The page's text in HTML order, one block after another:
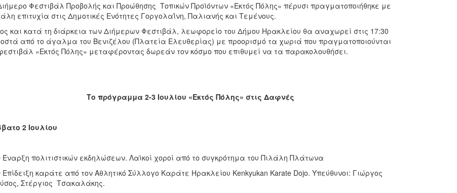
Φεστιβάλ Προβολής και Προώθησης Τοπικών Προϊόντων «Εκτός Πόλης» πέρυσι πραγματοποιήθηκε με
επιτυχία στις Δημοτικές Ενότητες Γοργολαΐνη, Παλιανής και Τεμένους.
και κατά τη διάρκεια των Διήμερων Φεστιβάλ, λεωφορείο του Δήμου Ηρακλείου θα αναχωρεί στις 17:30
από το άγαλμα του Βενιζέλου (Πλατεία Ελευθερίας) με προορισμό τα χωριά που πραγματοποιούνται
«Εκτός Πόλης» μεταφέροντας δωρεάν τον κόσμο που επιθυμεί να τα παρακολουθήσει.
Το πρόγραμμα 2-3 Ιουλίου «Εκτός Πόλης» στις Δαφνές
2 Ιουλίου
Έναρξη πολιτιστικών εκδηλώσεων. Λαϊκοί χοροί από το συγκρότημα του Πιλάλη Πλάτωνα
Επίδειξη καράτε από τον Αθλητικό Σύλλογο Καράτε Ηρακλείου Kenkyukan Karate Dojo. Υπεύθυνοι: Γιώργος
Στέργιος Τσακαλάκης.